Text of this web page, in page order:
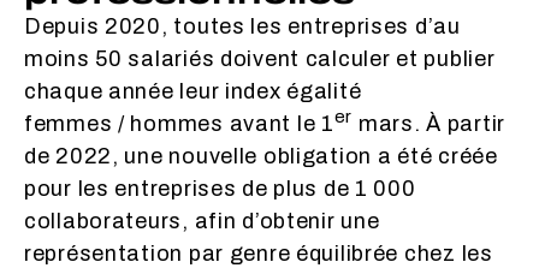
Depuis 2020, toutes les entreprises d’au
moins 50 salariés doivent calculer et publier
chaque année leur index égalité
femmes / hommes avant le 1er mars. À partir
de 2022, une nouvelle obligation a été créée
pour les entreprises de plus de 1 000
collaborateurs, afin d’obtenir une
représentation par genre équilibrée chez les